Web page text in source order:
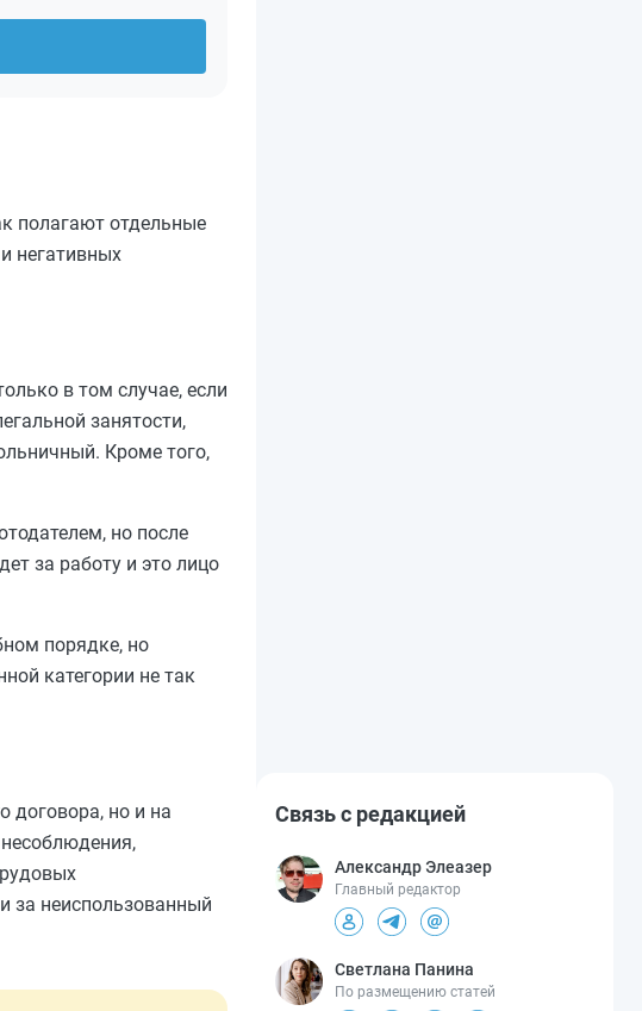
полагают отдельные
негативных
в том случае, если
занятости,
Кроме того,
но после
за работу и это лицо
порядке, но
категории не так
договора, но и на
за неиспользованный
Связь с редакцией
Александр Элеазер
Главный редактор
Светлана Панина
По размещению статей